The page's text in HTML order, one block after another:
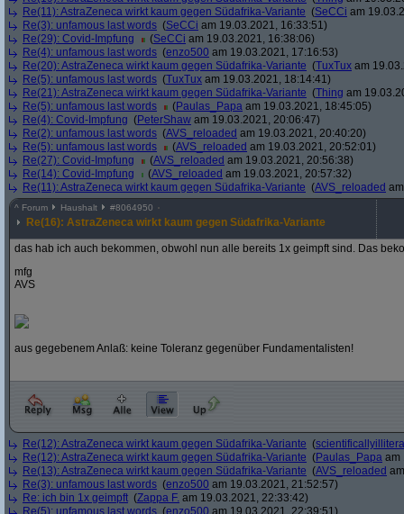
Re(11): AstraZeneca wirkt kaum gegen Südafrika-Variante (SeCCi am
Re(3): unfamous last words (SeCCi am 19.03.2021, 16:33:51)
Re(29): Covid-Impfung
(SeCCi am 19.03.2021, 16:38:06)
Re(4): unfamous last words (enzo500 am 19.03.2021, 17:16:53)
Re(20): AstraZeneca wirkt kaum gegen Südafrika-Variante (TuxTux am
Re(5): unfamous last words (TuxTux am 19.03.2021, 18:14:41)
Re(21): AstraZeneca wirkt kaum gegen Südafrika-Variante (Thing am
Re(5): unfamous last words
(Paulas_Papa am 19.03.2021, 18:45:05)
Re(4): Covid-Impfung (PeterShaw am 19.03.2021, 20:06:47)
Re(2): unfamous last words (AVS_reloaded am 19.03.2021, 20:40:20)
Re(5): unfamous last words
(AVS_reloaded am 19.03.2021, 20:52:01)
Re(27): Covid-Impfung
(AVS_reloaded am 19.03.2021, 20:56:38)
Re(14): Covid-Impfung
(AVS_reloaded am 19.03.2021, 20:57:32)
Re(11): AstraZeneca wirkt kaum gegen Südafrika-Variante (AVS_reloaded
^ Forum Haushalt #8064950
Re(16): AstraZeneca wirkt kaum gegen Südafrika-Variante
das hab ich auch bekommen, obwohl nun alle bereits 1x geimpft sind. Das
mfg
AVS
aus gegebenem Anlaß: keine Toleranz gegenüber Fundamentalisten!
Re(12): AstraZeneca wirkt kaum gegen Südafrika-Variante (
Re(12): AstraZeneca wirkt kaum gegen Südafrika-Variante (Paulas_Papa am
Re(13): AstraZeneca wirkt kaum gegen Südafrika-Variante (AVS_reloaded
Re(3): unfamous last words (enzo500 am 19.03.2021, 21:52:57)
Re: ich bin 1x geimpft (Zappa F. am 19.03.2021, 22:33:42)
Re(5): unfamous last words (enzo500 am 19.03.2021, 22:39:51)